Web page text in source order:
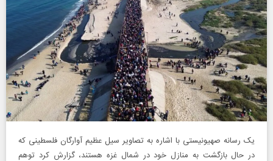
یک رسانه صهیونیستی با اشاره به تصاویر سیل عظیم آوارگان فلسطینی که
در حال بازگشت به منازل خود در شمال غزه هستند، گزارش کرد توهم